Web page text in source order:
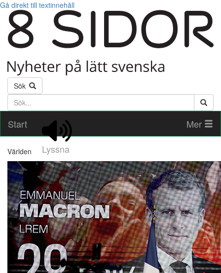
Gå direkt till textinnehåll
Sök
Söktext
Start
Lyssna
Mer
Världen